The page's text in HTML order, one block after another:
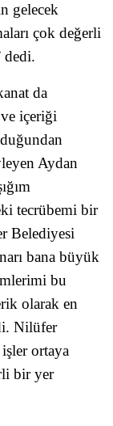
gelecek
çok değerli
dedi.
da
içeriği
Aydan
tecrübemi bir
Belediyesi
bana büyük
bu
olarak en
Nilüfer
ortaya
bir yer